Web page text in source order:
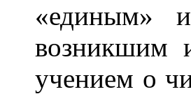
«единым»
возникшим
учением о